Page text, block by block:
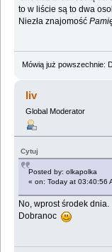
to w liście są to dwa
Niezła znajomość
Mówią już powszechnie:
liv
Global Moderator
Cytuj
Posted by: olkapolka
« on: Today at 03:40:56
No, wprost środek dnia.
Dobranoc